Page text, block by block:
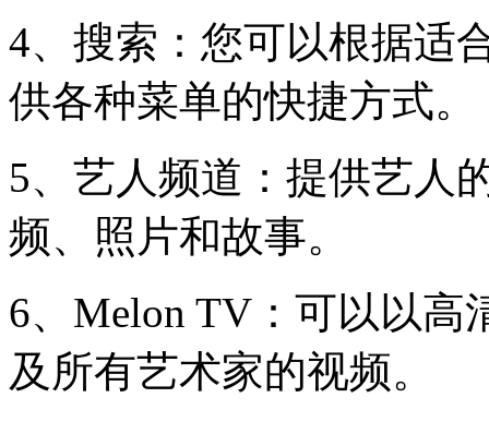
4、搜索：您可以根据适
供各种菜单的快捷方式。
5、艺人频道：提供艺人
频、照片和故事。
6、Melon TV：可以以高
及所有艺术家的视频。